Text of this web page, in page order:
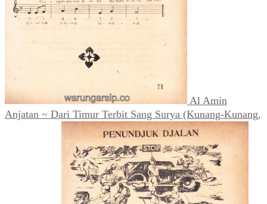
Al Amin
Anjatan ~ Dari Timur Terbit Sang Surya (Kunang-Kunang,